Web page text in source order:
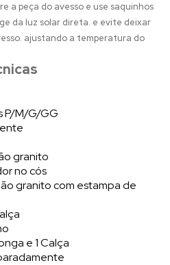
a peça do avesso e use saquinhos
da luz solar direta. e evite deixar
ajustando a temperatura do
P/M/G/GG
granito
no cós
granito com estampa de
e 1 Calça